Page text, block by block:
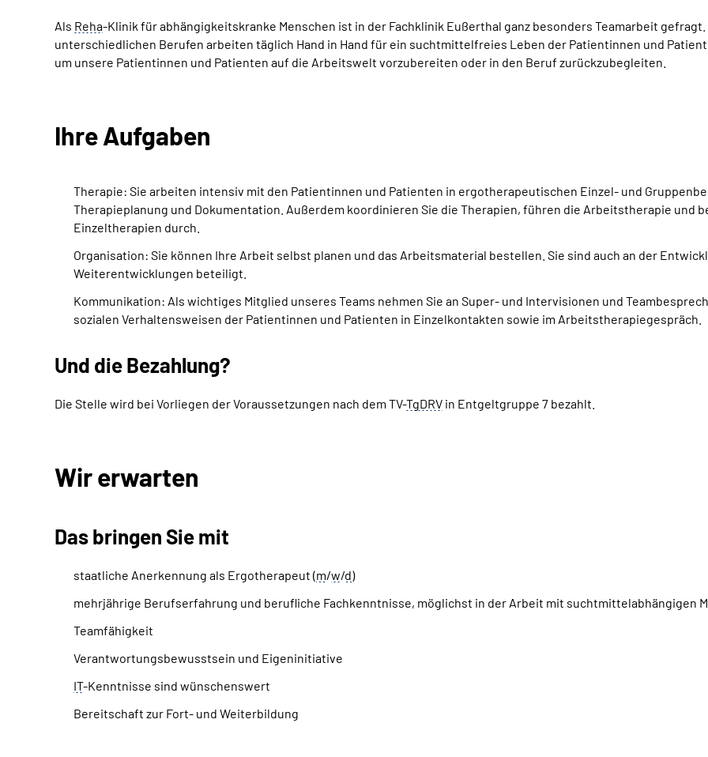
Als Reha-Klinik für abhängigkeitskranke Menschen ist in der Fachklinik Eußerthal ganz besonders Teamarbeit gefragt.
unterschiedlichen Berufen arbeiten täglich Hand in Hand für ein suchtmittelfreies Leben der Patientinnen und
um unsere Patientinnen und Patienten auf die Arbeitswelt vorzubereiten oder in den Beruf zurückzubegleiten.
Ihre Aufgaben
Therapie: Sie arbeiten intensiv mit den Patientinnen und Patienten in ergotherapeutischen Einzel- und
Therapieplanung und Dokumentation. Außerdem koordinieren Sie die Therapien, führen die Arbeitstherapie und
Einzeltherapien durch.
Organisation: Sie können Ihre Arbeit selbst planen und das Arbeitsmaterial bestellen. Sie sind auch an der
Weiterentwicklungen beteiligt.
Kommunikation: Als wichtiges Mitglied unseres Teams nehmen Sie an Super- und Intervisionen und
sozialen Verhaltensweisen der Patientinnen und Patienten in Einzelkontakten sowie im Arbeitstherapiegespräch.
Und die Bezahlung?
Die Stelle wird bei Vorliegen der Voraussetzungen nach dem TV-TgDRV in Entgeltgruppe 7 bezahlt.
Wir erwarten
Das bringen Sie mit
staatliche Anerkennung als Ergotherapeut (m/w/d)
mehrjährige Berufserfahrung und berufliche Fachkenntnisse, möglichst in der Arbeit mit suchtmittelabhängigen
Teamfähigkeit
Verantwortungsbewusstsein und Eigeninitiative
IT-Kenntnisse sind wünschenswert
Bereitschaft zur Fort- und Weiterbildung